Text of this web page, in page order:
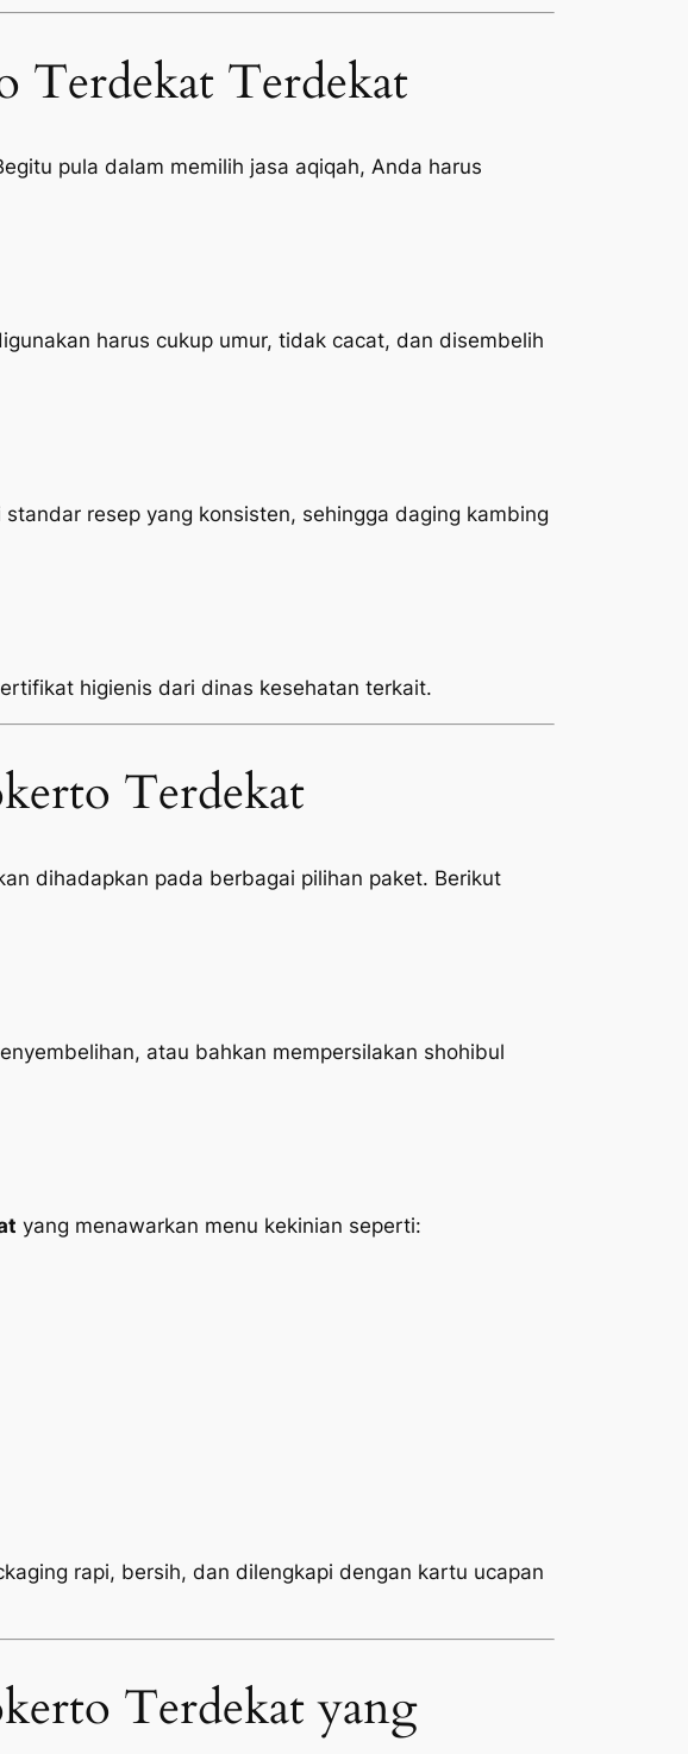
Terdekat Terdekat
pula dalam memilih jasa aqiqah, Anda harus
harus cukup umur, tidak cacat, dan disembelih
resep yang konsisten, sehingga daging kambing
higienis dari dinas kesehatan terkait.
Terdekat
dihadapkan pada berbagai pilihan paket. Berikut
atau bahkan mempersilakan shohibul
yang menawarkan menu kekinian seperti:
rapi, bersih, dan dilengkapi dengan kartu ucapan
Terdekat yang